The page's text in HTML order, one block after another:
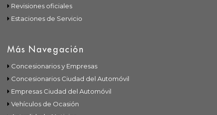
Revisiones oficiales
Estaciones de Servicio
Más Navegación
Concesionarios y Empresas
Concesionarios Ciudad del Automóvil
Empresas Ciudad del Automóvil
Vehículos de Ocasión